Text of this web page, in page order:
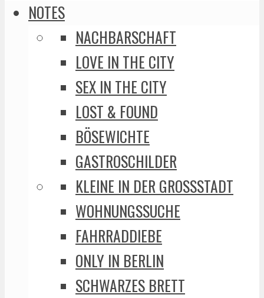
NOTES
NACHBARSCHAFT
LOVE IN THE CITY
SEX IN THE CITY
LOST & FOUND
BÖSEWICHTE
GASTROSCHILDER
KLEINE IN DER GROSSSTADT
WOHNUNGSSUCHE
FAHRRADDIEBE
ONLY IN BERLIN
SCHWARZES BRETT